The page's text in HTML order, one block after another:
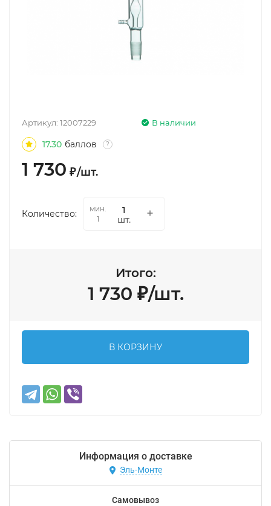
В наличии
Артикул: 12007229
17.30 баллов ?
1 730 ₽/шт.
Количество:
мин.
1
шт.
Итого:
1 730 ₽/шт.
В КОРЗИНУ
Информация о доставке
Эль-Монте
Самовывоз